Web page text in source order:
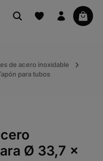
La
de acero inoxidable
para tubos
Ø 33,7 x